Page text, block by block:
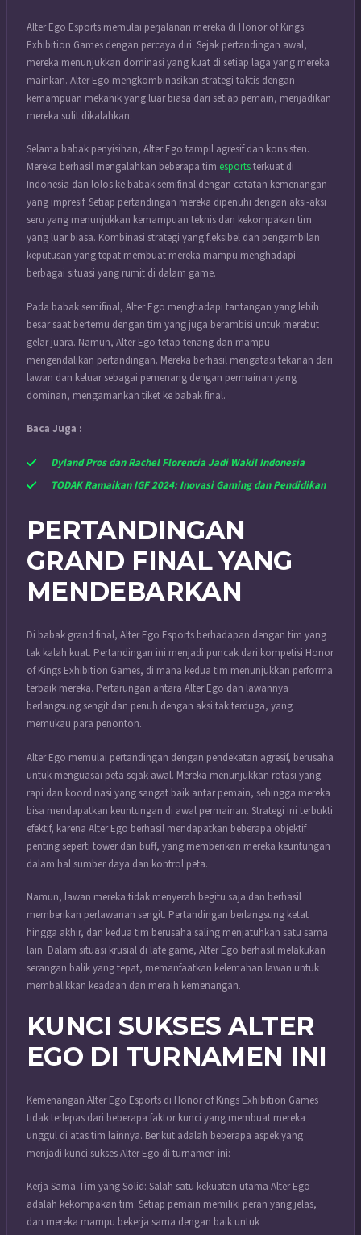
Alter Ego Esports memulai perjalanan mereka di Honor of Kings
Exhibition Games dengan percaya diri. Sejak pertandingan awal,
mereka menunjukkan dominasi yang kuat di setiap laga yang mereka
mainkan. Alter Ego mengkombinasikan strategi taktis dengan
kemampuan mekanik yang luar biasa dari setiap pemain, menjadikan
mereka sulit dikalahkan.
Selama babak penyisihan, Alter Ego tampil agresif dan konsisten.
Mereka berhasil mengalahkan beberapa tim esportsterkuat di
Indonesia dan lolos ke babak semifinal dengan catatan kemenangan
yang impresif. Setiap pertandingan mereka dipenuhi dengan aksi-aksi
seru yang menunjukkan kemampuan teknis dan kekompakan tim
yang luar biasa. Kombinasi strategi yang fleksibel dan pengambilan
keputusan yang tepat membuat mereka mampu menghadapi
berbagai situasi yang rumit di dalam game.
Pada babak semifinal, Alter Ego menghadapi tantangan yang lebih
besar saat bertemu dengan tim yang juga berambisi untuk merebut
gelar juara. Namun, Alter Ego tetap tenang dan mampu
mengendalikan pertandingan. Mereka berhasil mengatasi tekanan dari
lawan dan keluar sebagai pemenang dengan permainan yang
dominan, mengamankan tiket ke babak final.
Baca Juga :
Dyland Pros dan Rachel Florencia Jadi Wakil Indonesia
TODAK Ramaikan IGF 2024: Inovasi Gaming dan Pendidikan
PERTANDINGAN
GRAND FINAL YANG
MENDEBARKAN
Di babak grand final, Alter Ego Esports berhadapan dengan tim yang
tak kalah kuat. Pertandingan ini menjadi puncak dari kompetisi Honor
of Kings Exhibition Games, di mana kedua tim menunjukkan performa
terbaik mereka. Pertarungan antara Alter Ego dan lawannya
berlangsung sengit dan penuh dengan aksi tak terduga, yang
memukau para penonton.
Alter Ego memulai pertandingan dengan pendekatan agresif, berusaha
untuk menguasai peta sejak awal. Mereka menunjukkan rotasi yang
rapi dan koordinasi yang sangat baik antar pemain, sehingga mereka
bisa mendapatkan keuntungan di awal permainan. Strategi ini terbukti
efektif, karena Alter Ego berhasil mendapatkan beberapa objektif
penting seperti tower dan buff, yang memberikan mereka keuntungan
dalam hal sumber daya dan kontrol peta.
Namun, lawan mereka tidak menyerah begitu saja dan berhasil
memberikan perlawanan sengit. Pertandingan berlangsung ketat
hingga akhir, dan kedua tim berusaha saling menjatuhkan satu sama
lain. Dalam situasi krusial di late game, Alter Ego berhasil melakukan
serangan balik yang tepat, memanfaatkan kelemahan lawan untuk
membalikkan keadaan dan meraih kemenangan.
KUNCI SUKSES ALTER
EGO DI TURNAMEN INI
Kemenangan Alter Ego Esports di Honor of Kings Exhibition Games
tidak terlepas dari beberapa faktor kunci yang membuat mereka
unggul di atas tim lainnya. Berikut adalah beberapa aspek yang
menjadi kunci sukses Alter Ego di turnamen ini:
Kerja Sama Tim yang Solid: Salah satu kekuatan utama Alter Ego
adalah kekompakan tim. Setiap pemain memiliki peran yang jelas,
dan mereka mampu bekerja sama dengan baik untuk